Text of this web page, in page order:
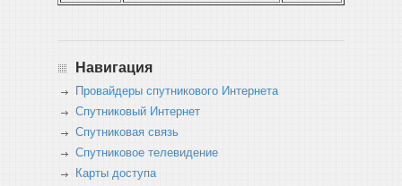
Навигация
Провайдеры спутникового Интернета
Спутниковый Интернет
Спутниковая связь
Спутниковое телевидение
Карты доступа